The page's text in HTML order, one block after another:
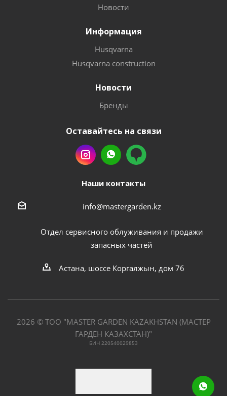
Новости
Информация
Husqvarna
Husqvarna construction
Новости
Бренды
Оставайтесь на связи
Наши контакты
info@mastergarden.kz
Отдел сервисного облуживания и продажи
запасных частей
Астана, шоссе Коргалжын, дом 76
2026 © ТОО "MASTER GARDEN KAZAKHSTAN (МАСТЕР
ГАРДЕН КАЗАХСТАН)"
БИН 220540029853